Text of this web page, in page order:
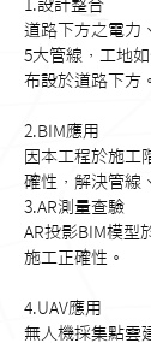
1.設計整合
道路下方之電力
5大管線，工地
布設於道路下方
2.BIM應用
因本工程於施工
確性，解決管線
3.AR測量查驗
AR投影BIM模型
施工正確性。
4.UAV應用
無人機採集點雲